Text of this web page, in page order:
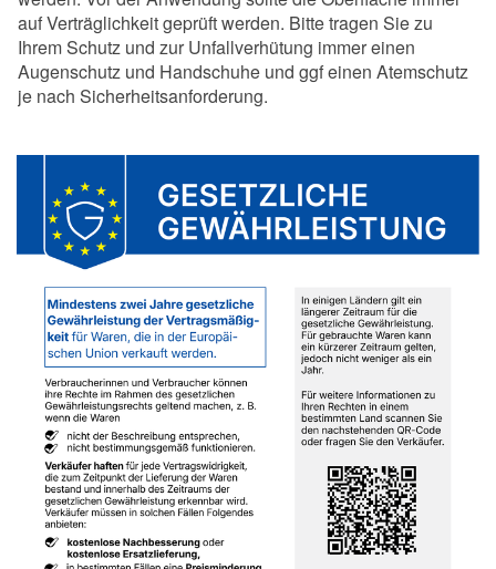
auf Verträglichkeit geprüft werden. Bitte tragen Sie zu
Ihrem Schutz und zur Unfallverhütung immer einen
Augenschutz und Handschuhe und ggf einen Atemschutz
je nach Sicherheitsanforderung.